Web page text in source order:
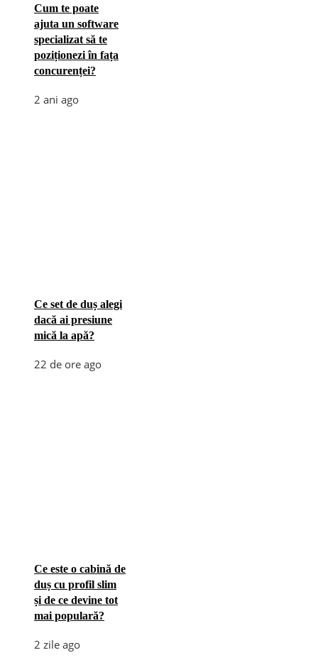
Cum te poate
ajuta un software
specializat să te
poziționezi în fața
concurenței?
2 ani ago
Ce set de duș alegi
dacă ai presiune
mică la apă?
22 de ore ago
Ce este o cabină de
duș cu profil slim
și de ce devine tot
mai populară?
2 zile ago